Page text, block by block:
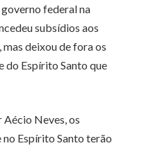
federal na
subsídios aos
deixou de fora os
do Espírito Santo que
Neves, os
Espírito Santo terão